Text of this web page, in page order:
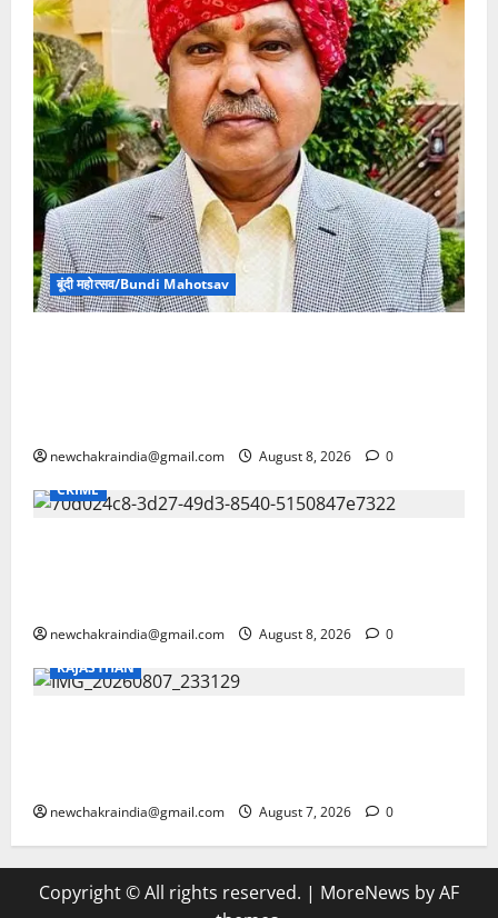
बूंदी महोत्सव/Bundi Mahotsav
newchakraindia@gmail.com August 8, 2026
0
CRIME
newchakraindia@gmail.com August 8, 2026
0
RAJASTHAN
newchakraindia@gmail.com August 7, 2026 0
Copyright © All rights reserved. | MoreNews by AF